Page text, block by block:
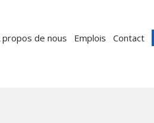
propos de nous Emplois Contact